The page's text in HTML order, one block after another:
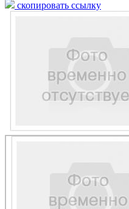
скопировать ссылку